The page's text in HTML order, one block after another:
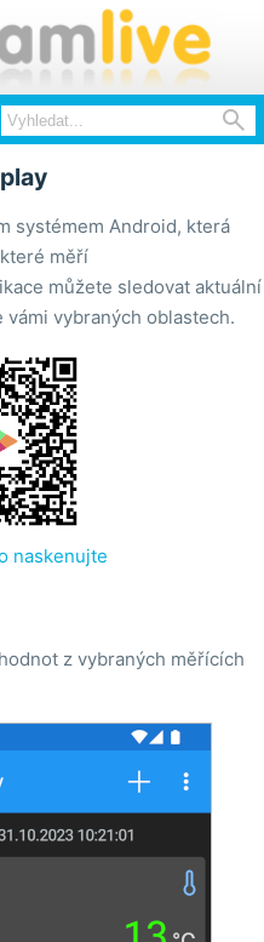

systémem Android, která
měří
můžete sledovat aktuální
vybraných oblastech.
naskenujte
z vybraných měřících